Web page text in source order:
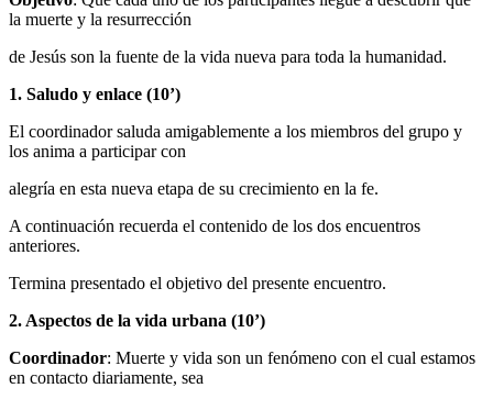
la muerte y la resurrección
de Jesús son la fuente de la vida nueva para toda la humanidad.
1. Saludo y enlace (10’)
El coordinador saluda amigablemente a los miembros del grupo y
los anima a participar con
alegría en esta nueva etapa de su crecimiento en la fe.
A continuación recuerda el contenido de los dos encuentros
anteriores.
Termina presentado el objetivo del presente encuentro.
2. Aspectos de la vida urbana (10’)
Coordinador: Muerte y vida son un fenómeno con el cual estamos
en contacto diariamente, sea